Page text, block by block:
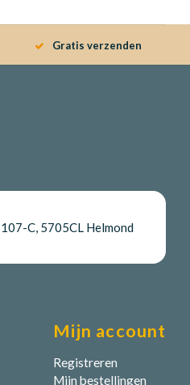
Gratis verzenden
C, 5705CL Helmond
Mijn account
Registreren
Mijn bestellingen